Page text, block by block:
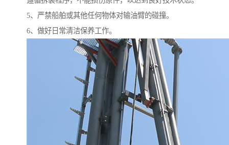
5、严禁船舶或其他任何物体对输油臂的碰撞。
6、做好日常清洁保养工作。